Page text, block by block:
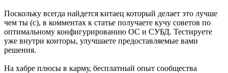
Поскольку всегда найдется китаец который делает это лучше
чем ты (с), в комментах к статье получаете кучу советов по
оптимальному конфигурированию ОС и СУБД. Тестируете
уже внутри конторы, улучшаете предоставляемые вами
решения.
На хабре плюсы в карму, бесплатный опыт сообщества